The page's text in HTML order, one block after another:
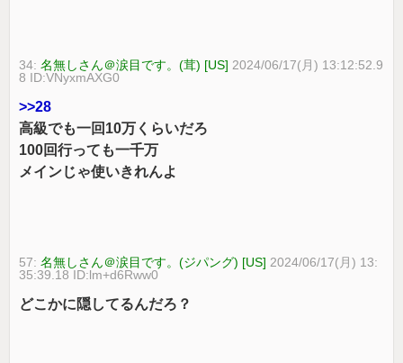
34:名無しさん＠涙目です。(茸) [US] 2024/06/17(月) 13:12:52.9
8 ID:VNyxmAXG0
>>28
高級でも一回10万くらいだろ
100回行っても一千万
メインじゃ使いきれんよ
57:名無しさん＠涙目です。(ジパング) [US] 2024/06/17(月) 13:
35:39.18 ID:lm+d6Rww0
どこかに隠してるんだろ？